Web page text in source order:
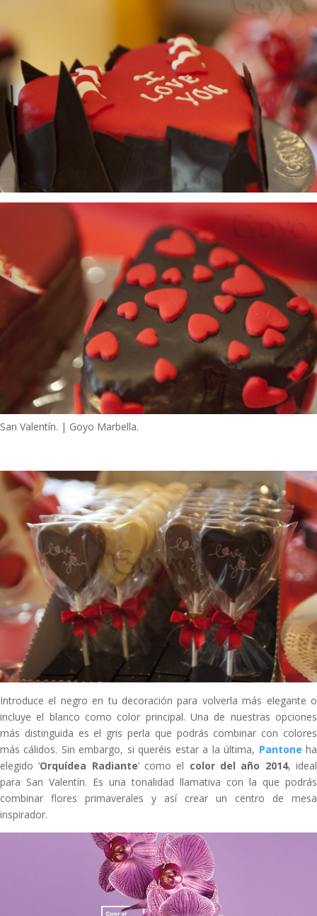
San Valentín. | Goyo Marbella.
Introduce el negro en tu decoración para volverla más elegante o
incluye el blanco como color principal. Una de nuestras opciones
más distinguida es el gris perla que podrás combinar con colores
más cálidos. Sin embargo, si queréis estar a la última, Pantone ha
elegido ‘Orquídea Radiante’ como el color del año 2014, ideal
para San Valentín. Es una tonalidad llamativa con la que podrás
combinar flores primaverales y así crear un centro de mesa
inspirador.